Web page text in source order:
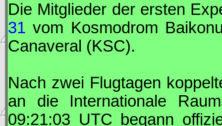
Die Mitglieder der ersten
31 vom Kosmodrom
Canaveral (KSC).
Nach zwei Flugtagen
an die Internationale
09:21:03 UTC begann